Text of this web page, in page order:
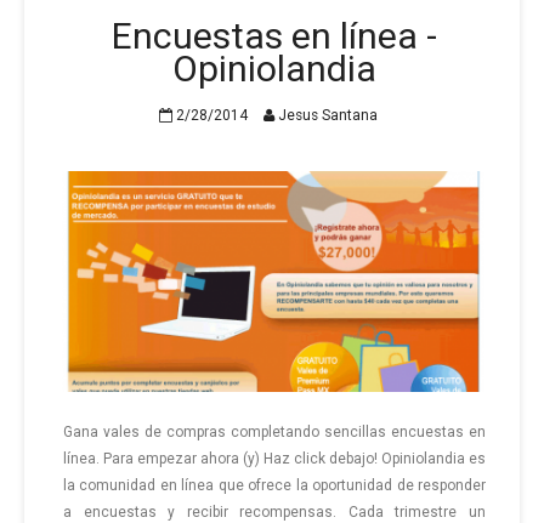
Encuestas en línea -
Opiniolandia
2/28/2014 Jesus Santana
Gana vales de compras completando sencillas encuestas en
línea. Para empezar ahora (y) Haz click debajo! Opiniolandia es
la comunidad en línea que ofrece la oportunidad de responder
a encuestas y recibir recompensas. Cada trimestre un